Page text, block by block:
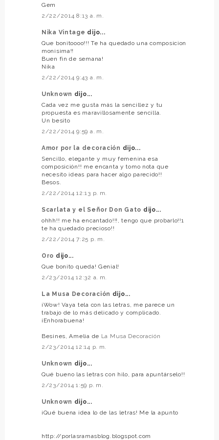
Gem
2/22/2014 8:13 a. m.
Nika Vintage dijo...
Que bonitoooo!!! Te ha quedado una composicion
monisima!!
Buen fin de semana!
Nika
2/22/2014 9:43 a. m.
Unknown dijo...
Cada vez me gusta más la sencillez y tu
propuesta es maravillosamente sencilla.
Un besito
2/22/2014 9:59 a. m.
Amor por la decoración dijo...
Sencillo, elegante y muy femenina esa
composición!! me encanta y tomo nota que
necesito ideas para hacer algo parecido!!
Besos.
2/22/2014 12:13 p. m.
Scarlata y el Señor Don Gato dijo...
ohhh!! me ha encantado!!!, tengo que probarlo!!1
te ha quedado precioso!!
2/22/2014 7:25 p. m.
Oro dijo...
Que bonito queda! Genial!
2/23/2014 12:32 a. m.
La Musa Decoración dijo...
¡Wow! Vaya tela con las letras, me parece un
trabajo de lo más delicado y complicado.
¡Enhorabuena!
Besines, Amelia de La Musa Decoración
2/23/2014 12:14 p. m.
Unknown dijo...
Qué bueno las letras con hilo, para apuntárselo!!
2/23/2014 1:59 p. m.
Unknown dijo...
¡Qué buena idea lo de las letras! Me la apunto
http://porlasramasblog.blogspot.com